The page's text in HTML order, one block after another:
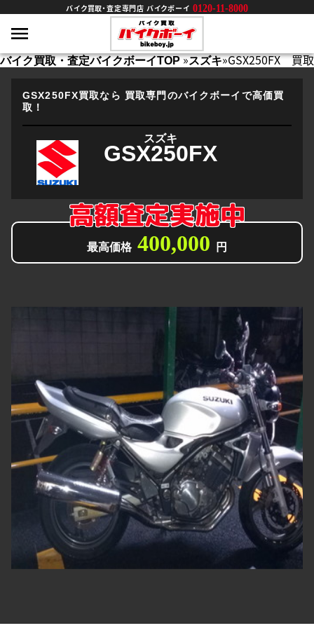
バイク買取・査定専門店 バイクボーイ 0120-11-8000
バイク買取・査定バイクボーイTOP»スズキ»GSX250FX 買取
GSX250FX買取なら 買取専門のバイクボーイで高価買
取！
スズキ
GSX250FX
高額査定実施中
最高価格 400,000 円